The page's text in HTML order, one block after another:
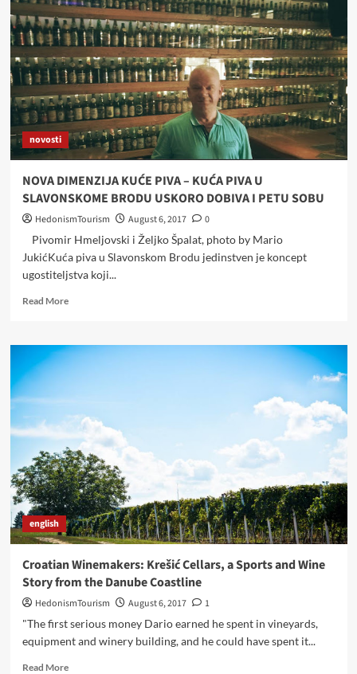
novosti
NOVA DIMENZIJA KUĆE PIVA – KUĆA PIVA U
SLAVONSKOME BRODU USKORO DOBIVA I PETU SOBU
HedonismTourism August 6, 2017
0
Pivomir Hmeljovski i Željko Špalat, photo by Mario
JukićKuća piva u Slavonskom Brodu jedinstven je koncept
ugostiteljstva koji...
Read MoreRead
NOVA
KUĆA
PIVA
U
SLAVONSKOME
BRODU
USKORO
DOBIVA
I
PETU
english
Croatian Winemakers: Krešić Cellars, a Sports and Wine
Story from the Danube Coastline
HedonismTourism August 6, 2017
1
"The first serious money Dario earned he spent in vineyards,
equipment and winery building, and he could have spent it...
Read MoreRead